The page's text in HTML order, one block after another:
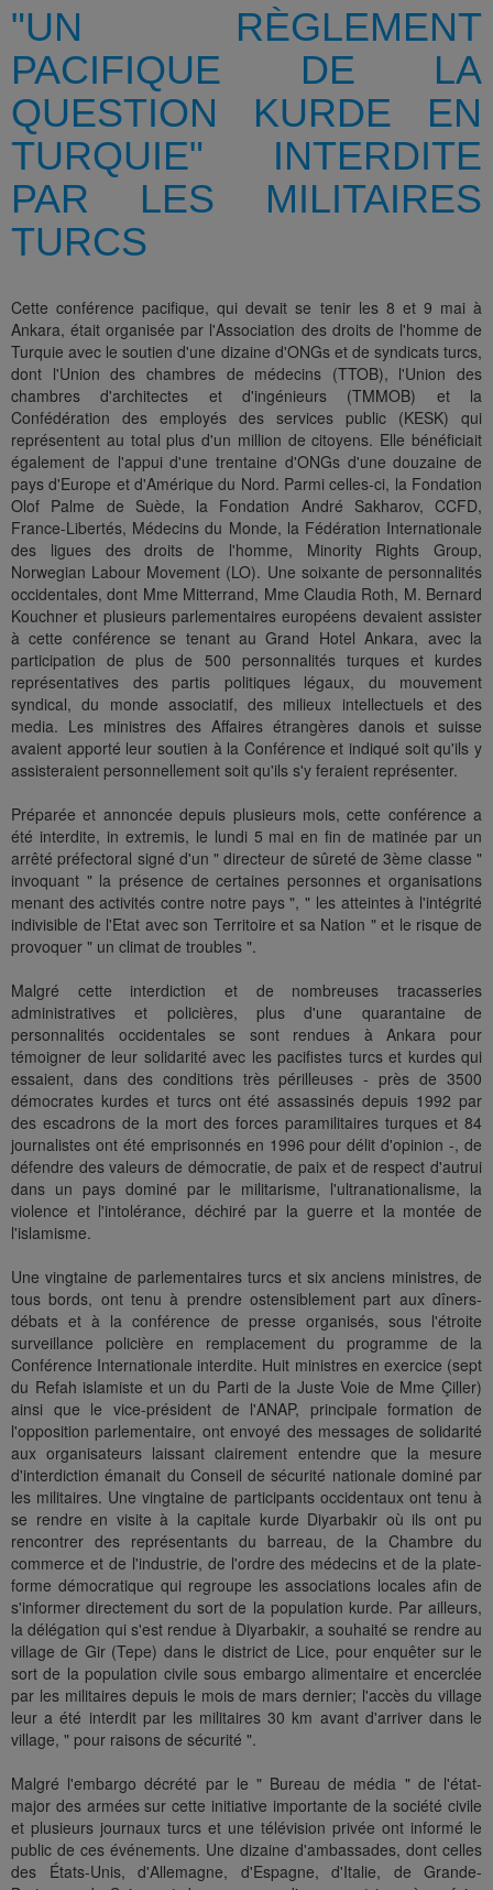
"UN RÈGLEMENT
PACIFIQUE DE LA
QUESTION KURDE EN
TURQUIE" INTERDITE
PAR LES MILITAIRES
TURCS
Cette conférence pacifique, qui devait se tenir les 8 et 9 mai à
Ankara, était organisée par l'Association des droits de l'homme de
Turquie avec le soutien d'une dizaine d'ONGs et de syndicats turcs,
dont l'Union des chambres de médecins (TTOB), l'Union des
chambres d'architectes et d'ingénieurs (TMMOB) et la
Confédération des employés des services public (KESK) qui
représentent au total plus d'un million de citoyens. Elle bénéficiait
également de l'appui d'une trentaine d'ONGs d'une douzaine de
pays d'Europe et d'Amérique du Nord. Parmi celles-ci, la Fondation
Olof Palme de Suède, la Fondation André Sakharov, CCFD,
France-Libertés, Médecins du Monde, la Fédération Internationale
des ligues des droits de l'homme, Minority Rights Group,
Norwegian Labour Movement (LO). Une soixante de personnalités
occidentales, dont Mme Mitterrand, Mme Claudia Roth, M. Bernard
Kouchner et plusieurs parlementaires européens devaient assister
à cette conférence se tenant au Grand Hotel Ankara, avec la
participation de plus de 500 personnalités turques et kurdes
représentatives des partis politiques légaux, du mouvement
syndical, du monde associatif, des milieux intellectuels et des
media. Les ministres des Affaires étrangères danois et suisse
avaient apporté leur soutien à la Conférence et indiqué soit qu'ils y
assisteraient personnellement soit qu'ils s'y feraient représenter.
Préparée et annoncée depuis plusieurs mois, cette conférence a
été interdite, in extremis, le lundi 5 mai en fin de matinée par un
arrêté préfectoral signé d'un " directeur de sûreté de 3ème classe "
invoquant " la présence de certaines personnes et organisations
menant des activités contre notre pays ", " les atteintes à l'intégrité
indivisible de l'Etat avec son Territoire et sa Nation " et le risque de
provoquer " un climat de troubles ".
Malgré cette interdiction et de nombreuses tracasseries
administratives et policières, plus d'une quarantaine de
personnalités occidentales se sont rendues à Ankara pour
témoigner de leur solidarité avec les pacifistes turcs et kurdes qui
essaient, dans des conditions très périlleuses - près de 3500
démocrates kurdes et turcs ont été assassinés depuis 1992 par
des escadrons de la mort des forces paramilitaires turques et 84
journalistes ont été emprisonnés en 1996 pour délit d'opinion -, de
défendre des valeurs de démocratie, de paix et de respect d'autrui
dans un pays dominé par le militarisme, l'ultranationalisme, la
violence et l'intolérance, déchiré par la guerre et la montée de
l'islamisme.
Une vingtaine de parlementaires turcs et six anciens ministres, de
tous bords, ont tenu à prendre ostensiblement part aux dîners-
débats et à la conférence de presse organisés, sous l'étroite
surveillance policière en remplacement du programme de la
Conférence Internationale interdite. Huit ministres en exercice (sept
du Refah islamiste et un du Parti de la Juste Voie de Mme Çiller)
ainsi que le vice-président de l'ANAP, principale formation de
l'opposition parlementaire, ont envoyé des messages de solidarité
aux organisateurs laissant clairement entendre que la mesure
d'interdiction émanait du Conseil de sécurité nationale dominé par
les militaires. Une vingtaine de participants occidentaux ont tenu à
se rendre en visite à la capitale kurde Diyarbakir où ils ont pu
rencontrer des représentants du barreau, de la Chambre du
commerce et de l'industrie, de l'ordre des médecins et de la plate-
forme démocratique qui regroupe les associations locales afin de
s'informer directement du sort de la population kurde. Par ailleurs,
la délégation qui s'est rendue à Diyarbakir, a souhaité se rendre au
village de Gir (Tepe) dans le district de Lice, pour enquêter sur le
sort de la population civile sous embargo alimentaire et encerclée
par les militaires depuis le mois de mars dernier; l'accès du village
leur a été interdit par les militaires 30 km avant d'arriver dans le
village, " pour raisons de sécurité ".
Malgré l'embargo décrété par le " Bureau de média " de l'état-
major des armées sur cette initiative importante de la société civile
et plusieurs journaux turcs et une télévision privée ont informé le
public de ces événements. Une dizaine d'ambassades, dont celles
des États-Unis, d'Allemagne, d'Espagne, d'Italie, de Grande-